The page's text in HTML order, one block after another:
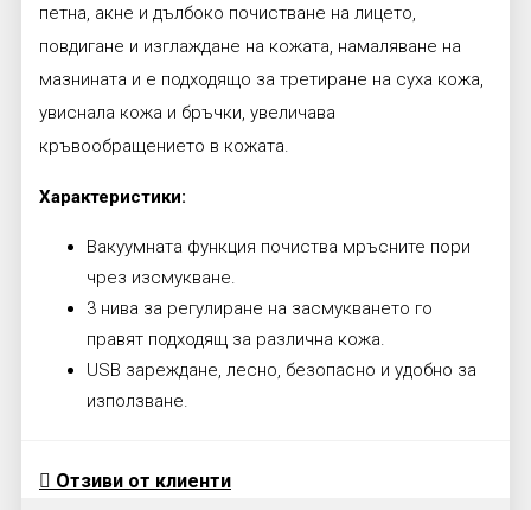
петна, акне и дълбоко почистване на лицето,
повдигане и изглаждане на кожата, намаляване на
мазнината и е подходящо за третиране на суха кожа,
увиснала кожа и бръчки, увеличава
кръвообращението в кожата.
Характеристики:
Вакуумната функция почиства мръсните пори
чрез изсмукване.
3 нива за регулиране на засмукването го
правят подходящ за различна кожа.
USB зареждане, лесно, безопасно и удобно за
използване.
Отзиви от клиенти